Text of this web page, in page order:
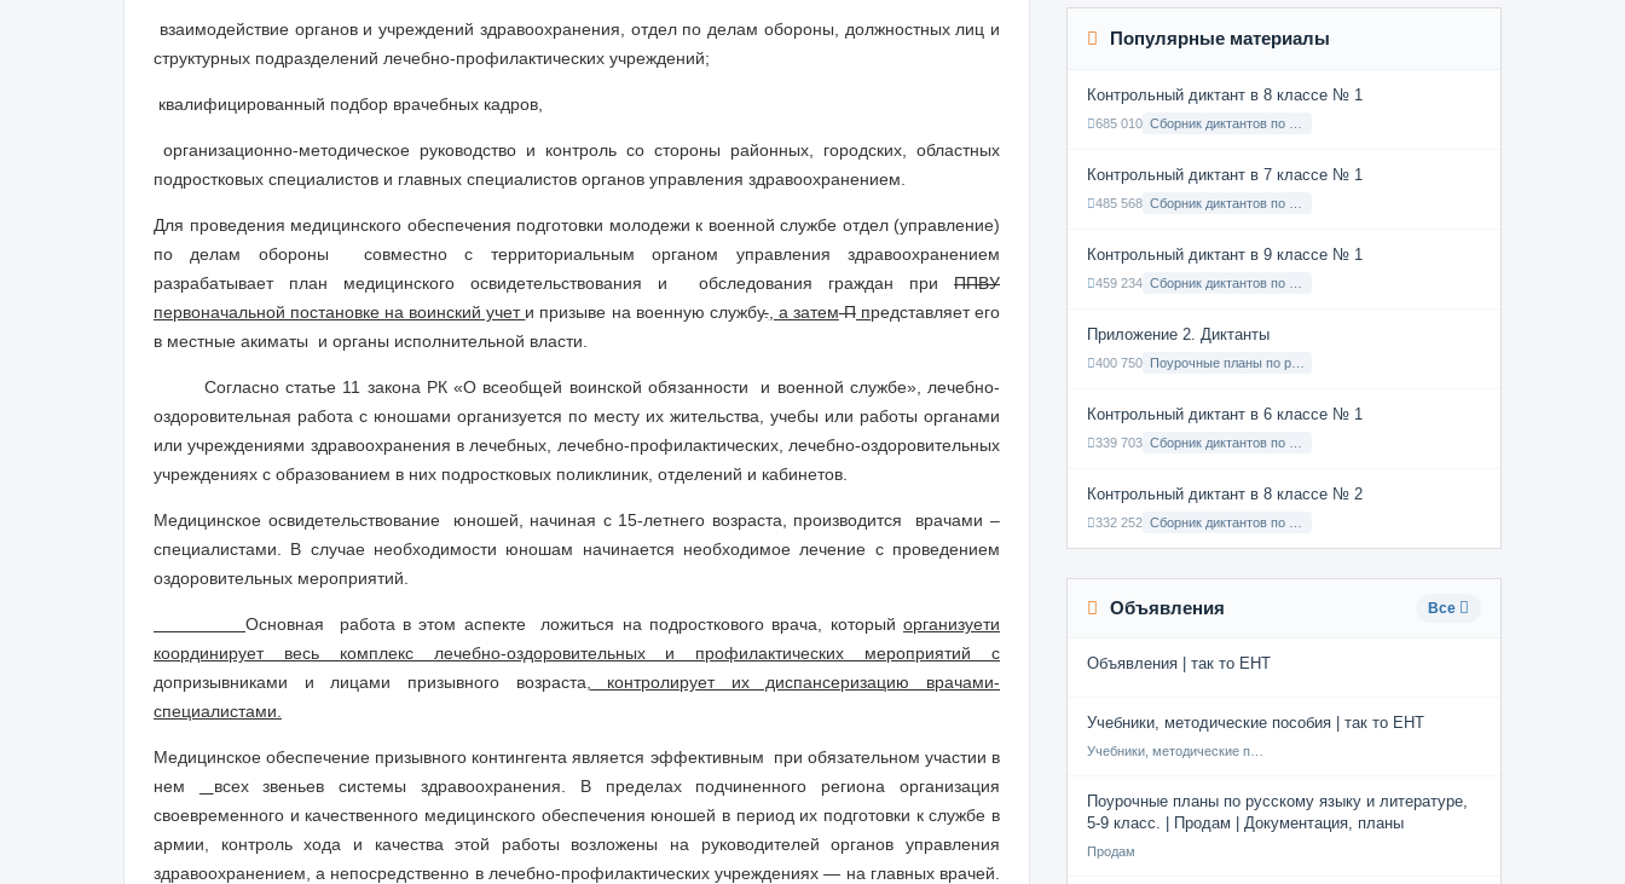
взаимодействие органов и учреждений здравоохранения, отдел по делам обороны, должностных лиц и
структурных подразделений лечебно-профилактических учреждений;
квалифицированный подбор врачебных кадров,
организационно-методическое руководство и контроль со стороны районных, городских, областных
подростковых специалистов и главных специалистов органов управления здравоохранением.
Для проведения медицинского обеспечения подготовки молодежи к военной службе отдел (управление)
по делам обороны совместно с территориальным органом управления здравоохранением
разрабатывает план медицинского освидетельствования и обследования граждан при ППВУ
первоначальной постановке на воинский учет и призыве на военную службу., а затемПпредставляет его
в местные акиматы и органы исполнительной власти.
Согласно статье 11 закона РК «О всеобщей воинской обязанности и военной службе», лечебно-
оздоровительная работа с юношами организуется по месту их жительства, учебы или работы органами
или учреждениями здравоохранения в лечебных, лечебно-профилактических, лечебно-оздоровительных
учреждениях с образованием в них подростковых поликлиник, отделений и кабинетов.
Медицинское освидетельствование юношей, начиная с 15-летнего возраста, производится врачами –
специалистами. В случае необходимости юношам начинается необходимое лечение с проведением
оздоровительных мероприятий.
Основная работа в этом аспекте ложиться на подросткового врача, который организуети
координирует весь комплекс лечебно-оздоровительных и профилактических мероприятий с
допризывниками и лицами призывного возраста , контролирует их диспансеризацию врачами-
специалистами.
Медицинское обеспечение призывного контингента является эффективным при обязательном участии в
нем
всех звеньев системы здравоохранения. В пределах подчиненного региона организация
своевременного и качественного медицинского обеспечения юношей в период их подготовки к службе в
армии, контроль хода и качества этой работы возложены на руководителей органов управления
здравоохранением, а непосредственно в лечебно-профилактических учреждениях — на главных врачей.
Популярные материалы
Контрольный диктант в 8 классе № 1
685 010
Контрольный диктант в 7 классе № 1
485 568
Контрольный диктант в 9 классе № 1
459 234
Приложение 2. Диктанты
400 750
Контрольный диктант в 6 классе № 1
339 703
Контрольный диктант в 8 классе № 2
332 252
Объявления Все
Объявления | так то ЕНТ
Учебники, методические пособия | так то ЕНТ
Поурочные планы по русскому языку и литературе,
5-9 класс. | Продам | Документация, планы
Продам